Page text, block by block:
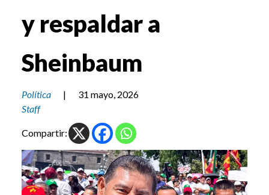
y respaldar a
Sheinbaum
Política |
31 mayo, 2026
Staff
Compartir: